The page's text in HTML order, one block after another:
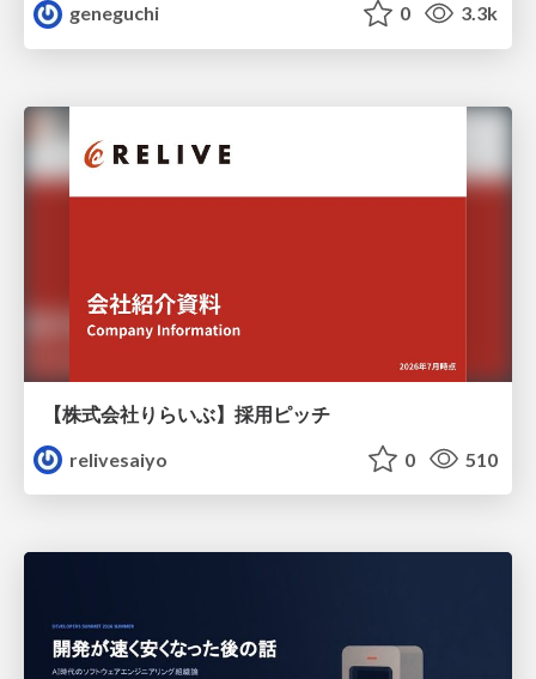
geneguchi
0 3.3k
【株式会社りらいぶ】採用ピッチ
relivesaiyo
0 510